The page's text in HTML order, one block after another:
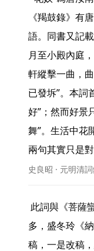
《羯鼓錄》有
語。同書又記
月至小殿內庭
軒縱擊一曲，
已發坼”。本詞
好”；然而好景
舞”。生活中花
兩句其實只是
史良昭 · 元明清
多，盛冬玲《
稿，一是改稿